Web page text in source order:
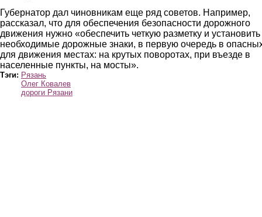
Губернатор дал чиновникам еще ряд советов. Например,
рассказал, что для обеспечения безопасности дорожного
движения нужно «обеспечить четкую разметку и установить
необходимые дорожные знаки, в первую очередь в
для движения местах: на крутых поворотах, при въезде в
населенные пункты, на мосты».
Тэги: Рязань
Олег Ковалев
дороги Рязани